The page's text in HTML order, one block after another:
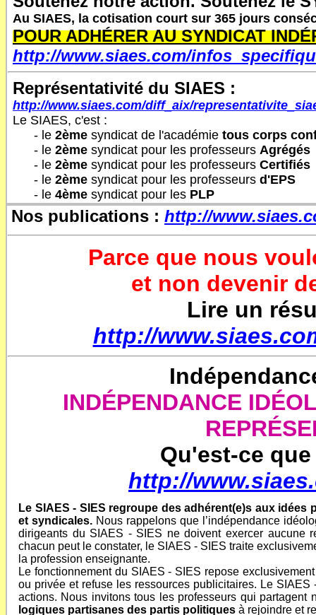
Au SIAES, la cotisation court sur 365 jours
POUR ADHÉRER AU SYNDICAT
http://www.siaes.com/
Représentativité du SIAES :
http://www.siaes.com/diff_aix/
Le SIAES, c'est :
- le 2ème syndicat de l'académie tous corps
- le 2ème syndicat pour les professeurs Agrégés
- le 2ème syndicat pour les professeurs Certifiés
- le 2ème syndicat pour les professeurs d'EPS
- le 4ème syndicat pour les PLP
Nos publications : http://
Parce que nous
et non devenir
Lire un
http://
INDÉPENDANCE
Qu'est-ce
http://
Le SIAES - SIES regroupe des adhérent(e)s aux
et syndicales. Nous rappelons que l’indépendance
dirigeants du SIAES - SIES ne doivent exercer aucune
chacun peut le constater, le SIAES - SIES traite
la profession enseignante.
Le fonctionnement du SIAES - SIES repose
ou privée et refuse les ressources publicitaires. Le
actions. Nous invitons tous les professeurs qui partagent
logiques partisanes des partis politiques à rejoindre et